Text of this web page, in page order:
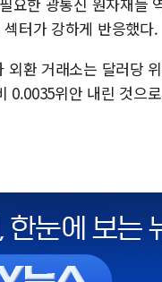
터가 강하게 반응했다.
외환 거래소는 달러당
0.0035위안 내린 것으